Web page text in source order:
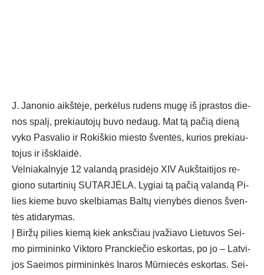
J. Ja­no­nio aikš­tė­je, per­kė­lus ru­dens mu­gę iš įpras­tos die­
nos spa­lį, pre­kiau­to­jų bu­vo ne­daug. Mat tą pa­čią die­ną
vy­ko Pas­va­lio ir Ro­kiš­kio mies­to šven­tės, ku­rios pre­kiau­
to­jus ir iš­sklai­dė.
Vel­nia­kal­ny­je 12 va­lan­dą pra­si­dė­jo XIV Aukš­tai­ti­jos re­
gio­no su­tar­ti­nių SU­TAR­JĖ­LA. Ly­giai tą pa­čią va­lan­dą Pi­
lies kie­me bu­vo skel­bia­mas Bal­tų vie­ny­bės die­nos šven­
tės ati­da­ry­mas.
Į Bir­žų pi­lies kie­mą kiek anks­čiau įva­žia­vo Lie­tu­vos Sei­
mo pir­mi­nin­ko Vik­to­ro Pranc­kie­čio es­kor­tas, po jo – Lat­vi­
jos Saei­mos pir­mi­nin­kės Ina­ros Mūr­nie­cės es­kor­tas. Sei­